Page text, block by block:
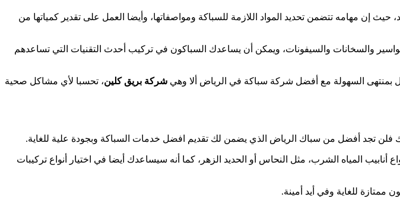
إن مهامه تتضمن تحديد المواد اللازمة للسباكة ومواصفاتها، وأيضا العمل على تقدير كمياتها من
والسخانات والسيفونات، ويمكن أن يساعدك السباكون في تركيب أحدث التقنيات التي تساعدهم
بمنتهى السهولة مع أفضل شركة سباكة في الرياض ألا وهي شركة بريق كلين، تحسبا لأي مشاكل صحية
فلن تجد أفضل من سباك الرياض الذي يضمن لك تقديم افضل خدمات السباكة وبجودة علية للغاية.
المياه الشرب، مثل النحاس أو الحديد الزهر، كما أنه سيساعدك أيضا في اختيار أنواع تركيبات